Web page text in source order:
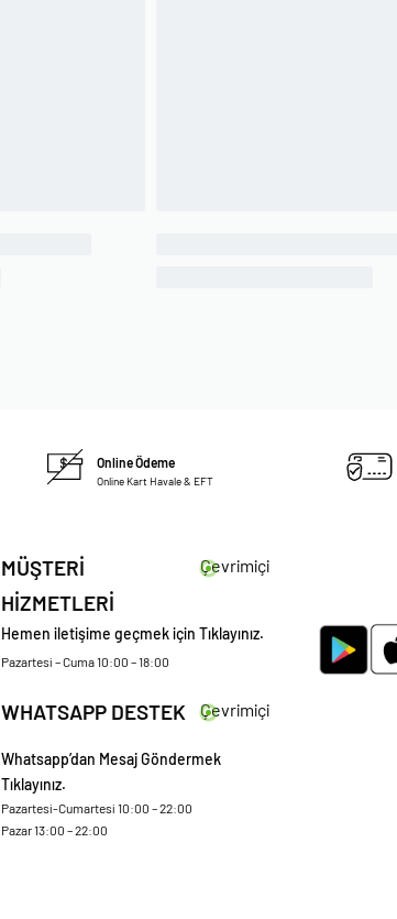
Online Ödeme
Online Kart Havale & EFT
MÜŞTERİ
HİZMETLERİ
Çevrimiçi
Hemen iletişime geçmek için Tıklayınız.
Pazartesi – Cuma 10:00 – 18:00
WHATSAPP DESTEK Çevrimiçi
Whatsapp’dan Mesaj Göndermek
Tıklayınız.
Pazartesi-Cumartesi 10:00 – 22:00
Pazar 13:00 – 22:00